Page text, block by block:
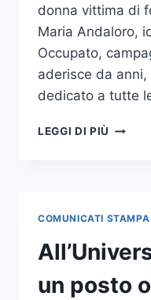
donna vittima di
Maria Andaloro,
Occupato,
aderisce da
dedicato a tutte
LEGGI DI PIÙ “POSTO
DI
LAUREA
COMUNICATI
un posto